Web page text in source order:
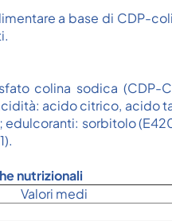
a base di CDP-
colina sodica (CDP-
acido citrico, acido
edulcoranti: sorbitolo
nutrizionali
Valori medi